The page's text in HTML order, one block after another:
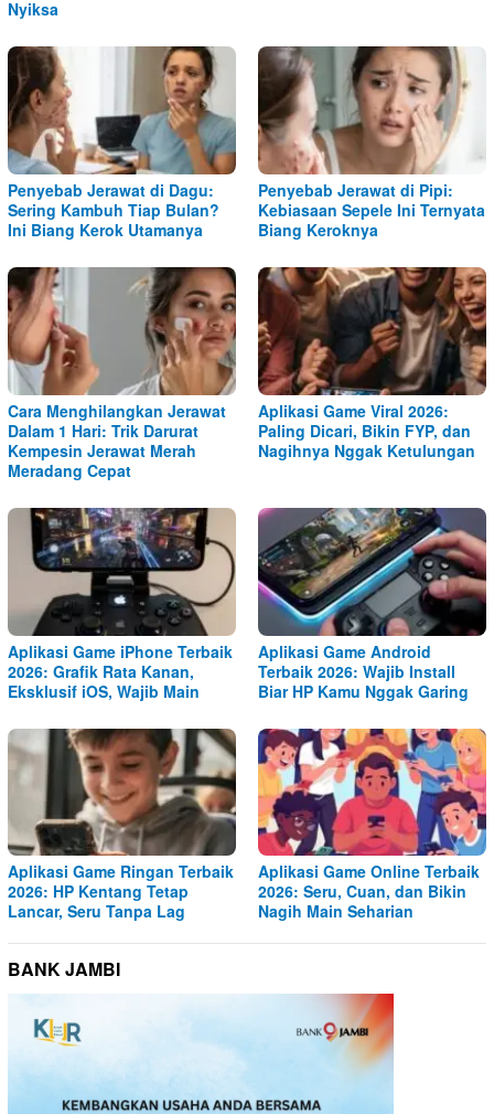
Nyiksa
Penyebab Jerawat di Dagu:
Sering Kambuh Tiap Bulan?
Ini Biang Kerok Utamanya
Penyebab Jerawat di Pipi:
Kebiasaan Sepele Ini Ternyata
Biang Keroknya
Cara Menghilangkan Jerawat
Dalam 1 Hari: Trik Darurat
Kempesin Jerawat Merah
Meradang Cepat
Aplikasi Game Viral 2026:
Paling Dicari, Bikin FYP, dan
Nagihnya Nggak Ketulungan
Aplikasi Game iPhone Terbaik
2026: Grafik Rata Kanan,
Eksklusif iOS, Wajib Main
Aplikasi Game Android
Terbaik 2026: Wajib Install
Biar HP Kamu Nggak Garing
Aplikasi Game Ringan Terbaik
2026: HP Kentang Tetap
Lancar, Seru Tanpa Lag
Aplikasi Game Online Terbaik
2026: Seru, Cuan, dan Bikin
Nagih Main Seharian
BANK JAMBI